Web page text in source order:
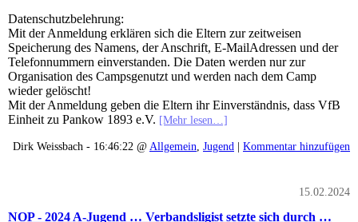
Datenschutzbelehrung:
Mit der Anmeldung erklären sich die Eltern zur zeitweisen
Speicherung des Namens, der Anschrift, E-MailAdressen und der
Telefonnummern einverstanden. Die Daten werden nur zur
Organisation des Campsgenutzt und werden nach dem Camp
wieder gelöscht!
Mit der Anmeldung geben die Eltern ihr Einverständnis, dass VfB
Einheit zu Pankow 1893 e.V. [Mehr lesen…]
Dirk Weissbach - 16:46:22 @Allgemein, Jugend | Kommentar hinzufügen
15.02.2024
NOP - 2024 A-Jugend … Verbandsligist setzte sich durch …